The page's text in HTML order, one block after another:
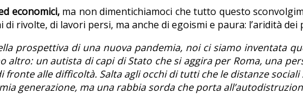
economici, ma non dimentichiamoci che tutto questo
rivolte, di lavori persi, ma anche di egoismi e paura: l’aridità
prospettiva di una nuova pandemia, noi ci siamo inventata
altro: un autista di capi di Stato che si aggira per Roma, una
alle difficoltà. Salta agli occhi di tutti che le distanze
generazione, ma una rabbia sorda che porta